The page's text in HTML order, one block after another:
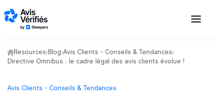
Resources Blog Avis Clients - Conseils & Tendances
Directive Omnibus : le cadre légal des avis clients évolue !
Avis Clients - Conseils & Tendances